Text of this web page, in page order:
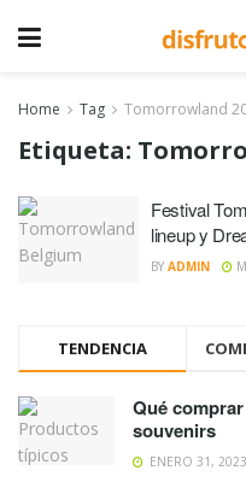
Home Tag Tomorrowland
Etiqueta:
Festival
lineup y
BY ADMIN
TENDENCIA
Qué
souvenirs
ENERO 31, 2023